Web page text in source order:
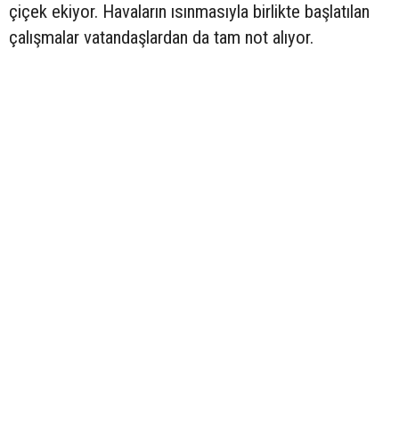
çiçek ekiyor. Havaların ısınmasıyla birlikte başlatılan
çalışmalar vatandaşlardan da tam not alıyor.